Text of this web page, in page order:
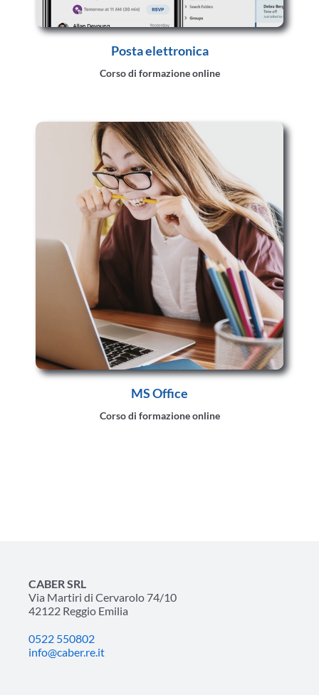
Posta elettronica
Corso di formazione online
MS Office
Corso di formazione online
CABER SRL
Via Martiri di Cervarolo 74/10
42122 Reggio Emilia
0522 550802
info@caber.re.it